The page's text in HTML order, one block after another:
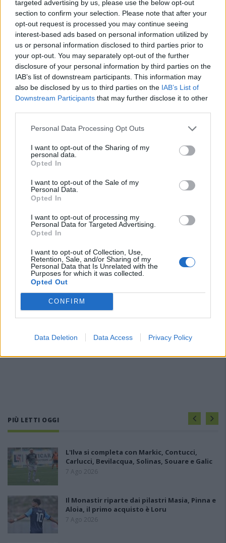
targeted advertising by us, please use the below opt-out
section to confirm your selection. Please note that after your
opt-out request is processed you may continue seeing
interest-based ads based on personal information utilized by
us or personal information disclosed to third parties prior to
your opt-out. You may separately opt-out of the further
disclosure of your personal information by third parties on the
IAB’s list of downstream participants. This information may
also be disclosed by us to third parties on the IAB’s List of
Downstream Participants that may further disclose it to other
Personal Data Processing Opt Outs
I want to opt-out of the Sharing of my
personal data.
Opted In
I want to opt-out of the Sale of my
Personal Data.
Opted In
I want to opt-out of processing my
Personal Data for Targeted Advertising.
Opted In
I want to opt-out of Collection, Use,
Retention, Sale, and/or Sharing of my
Personal Data that Is Unrelated with the
Purposes for which it was collected.
Opted Out
CONFIRM
Data Deletion Data Access Privacy Policy
28 Lug 2026
PIÙ LETTI OGGI
L'Ilva si completa con Markic, Contucci,
Carlucci, Bevilacqua, Solinas, Souare e Galic
7 Ago 2026
Il Monastir riparte dai pilastri Masia, Pinna e
Aloia, il primo acquisto è Loru
7 Ago 2026